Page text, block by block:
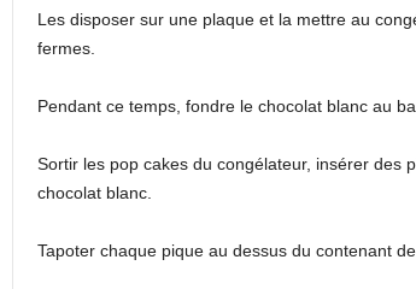
Les disposer sur une plaque et la mettre au
fermes.
Pendant ce temps, fondre le chocolat blanc au
Sortir les pop cakes du congélateur, insérer des
chocolat blanc.
Tapoter chaque pique au dessus du contenant